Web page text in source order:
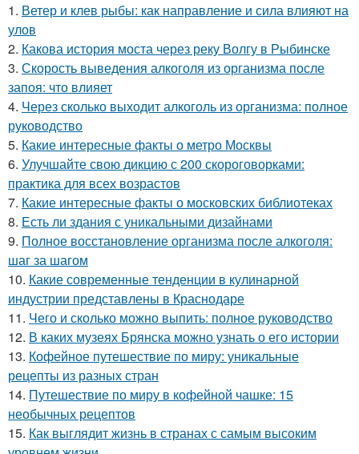
1. Ветер и клев рыбы: как направление и сила влияют на
улов
2. Какова история моста через реку Волгу в Рыбинске
3. Скорость выведения алкоголя из организма после
запоя: что влияет
4. Через сколько выходит алкоголь из организма: полное
руководство
5. Какие интересные факты о метро Москвы
6. Улучшайте свою дикцию с 200 скороговорками:
практика для всех возрастов
7. Какие интересные факты о московских библиотеках
8. Есть ли здания с уникальными дизайнами
9. Полное восстановление организма после алкоголя:
шаг за шагом
10. Какие современные тенденции в кулинарной
индустрии представлены в Краснодаре
11. Чего и сколько можно выпить: полное руководство
12. В каких музеях Брянска можно узнать о его истории
13. Кофейное путешествие по миру: уникальные
рецепты из разных стран
14. Путешествие по миру в кофейной чашке: 15
необычных рецептов
15. Как выглядит жизнь в странах с самым высоким